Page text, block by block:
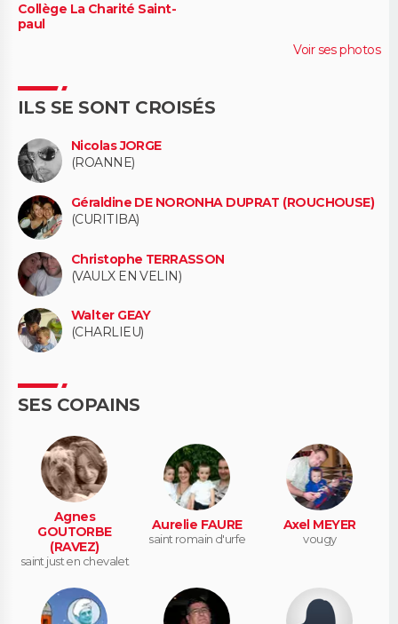
Collège La Charité Saint-
paul
Voir ses photos
ILS SE SONT CROISÉS
Nicolas JORGE
(ROANNE)
Géraldine DE NORONHA DUPRAT (ROUCHOUSE)
(CURITIBA)
Christophe TERRASSON
(VAULX EN VELIN)
Walter GEAY
(CHARLIEU)
SES COPAINS
Agnes
GOUTORBE
(RAVEZ)
saint just en chevalet
Aurelie FAURE
saint romain d'urfe
Axel MEYER
vougy